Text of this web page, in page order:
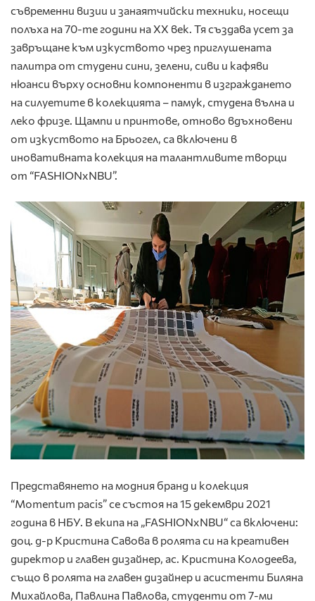
съвременни визии и занаятчийски техники, носещи
полъха на 70-те години на ХХ век. Тя създава усет за
завръщане към изкуството чрез приглушената
палитра от студени сини, зелени, сиви и кафяви
нюанси върху основни компоненти в изграждането
на силуетите в колекцията – памук, студена вълна и
леко фризе. Щампи и принтове, отново вдъхновени
от изкуството на Брьогел, са включени в
иновативната колекция на талантливите творци
от “FASHIONxNBU”.
Представянето на модния бранд и колекция
“Momentum pacis” се състоя на 15 декември 2021
година в НБУ. В екипа на „FASHIONxNBU“ са включени:
доц. д-р Кристина Савова в ролята си на креативен
директор и главен дизайнер, ас. Кристина Колодеева,
също в ролята на главен дизайнер и асистенти Биляна
Михайлова, Павлина Павлова, студенти от 7-ми